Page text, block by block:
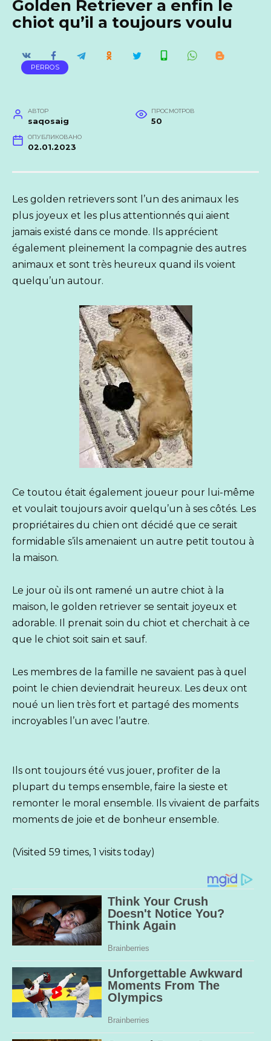
Golden Retriever a enfin le
chiot qu’il a toujours voulu
PERROS
АВТОР
saqosaig
ПРОСМОТРОВ
50
ОПУБЛИКОВАНО
02.01.2023
Les golden retrievers sont l’un des animaux les
plus joyeux et les plus attentionnés qui aient
jamais existé dans ce monde. Ils apprécient
également pleinement la compagnie des autres
animaux et sont très heureux quand ils voient
quelqu’un autour.
Ce toutou était également joueur pour lui-même
et voulait toujours avoir quelqu’un à ses côtés. Les
propriétaires du chien ont décidé que ce serait
formidable s’ils amenaient un autre petit toutou à
la maison.
Le jour où ils ont ramené un autre chiot à la
maison, le golden retriever se sentait joyeux et
adorable. Il prenait soin du chiot et cherchait à ce
que le chiot soit sain et sauf.
Les membres de la famille ne savaient pas à quel
point le chien deviendrait heureux. Les deux ont
noué un lien très fort et partagé des moments
incroyables l’un avec l’autre.
Ils ont toujours été vus jouer, profiter de la
plupart du temps ensemble, faire la sieste et
remonter le moral ensemble. Ils vivaient de parfaits
moments de joie et de bonheur ensemble.
(Visited 59 times, 1 visits today)